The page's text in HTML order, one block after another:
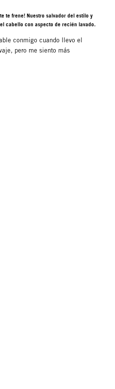
te frene! Nuestro salvador del estilo y
cabello con aspecto de recién lavado.
conmigo cuando llevo el
pero me siento más